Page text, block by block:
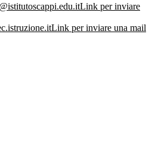
Link per inviare
Link per inviare una mail